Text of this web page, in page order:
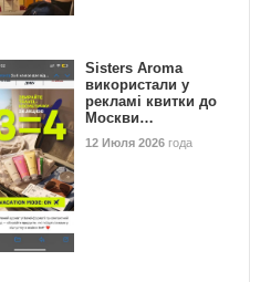
Sisters Aroma
використали у
рекламі квитки до
Москви…
12 Июля 2026 года